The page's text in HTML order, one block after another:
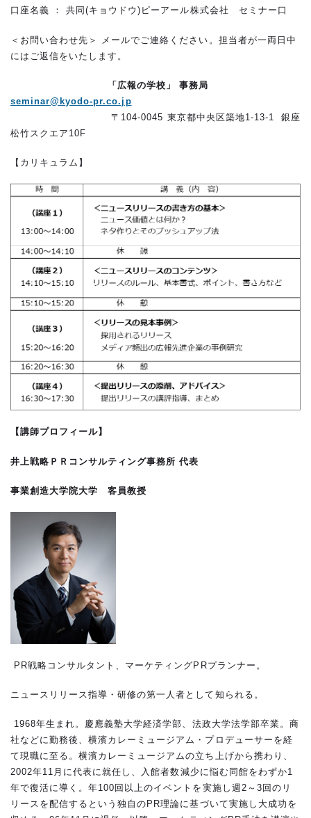
口座名義 ： 共同(キョウドウ)ピーアール株式会社 セミナー口
＜お問い合わせ先＞ メールでご連絡ください。担当者が一両日中
にはご返信をいたします。
「広報の学校」 事務局
seminar@kyodo-pr.co.jp
〒104-0045 東京都中央区築地1-13-1 銀座
松竹スクエア10F
【カリキュラム】
【講師プロフィール】
井上戦略ＰＲコンサルティング事務所 代表
事業創造大学院大学 客員教授
PR戦略コンサルタント、マーケティング PRプランナー。
ニュースリリース指導・研修の第一人者として知られる。
1968年生まれ。慶應義塾大学経済学部、法政大学法学部卒業。商
社などに勤務後、横濱カレーミュージアム・プロデューサーを経
て現職に至る。横濱カレーミュージアムの立ち上げから携わり、
2002年11 月に代表に就任し、入館者数減少に悩む同館をわずか1
年で復活に導く。年100 回以上のイベントを実施し週2 ～ 3 回のリ
リースを配信するという独自の PR理論に基づいて実施し大成功を